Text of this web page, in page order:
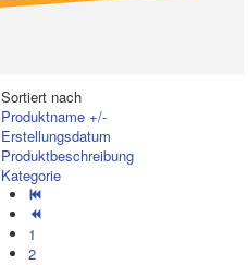
Sortiert nach
Produktname +/-
Erstellungsdatum
Produktbeschreibung
Kategorie
1
2